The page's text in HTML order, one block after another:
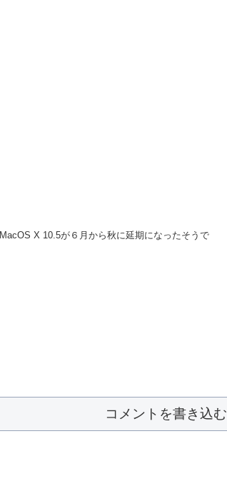
MacOS X 10.5が６月から秋に延期になったそうで
コメントを書き込む